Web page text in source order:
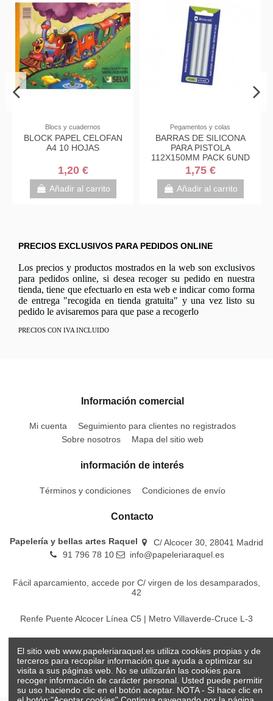
SILICONA
al carrito
PEGAMENTOS, IMPRIMACIONES
Y PRODUCTOS DE ACABADO
COLA BLANCA IMEDIO
ENVASE 40GR
1,50 €
Añadir al carrito
PINTURA DE
ENVASES
Añadir al
PRECIOS EXCLUSIVOS PARA PEDIDOS ONLINE
Los precios y productos mostrados en la web son exclusivos
para pedidos online, si desea recoger su pedido en nuestra
tienda, tiene que efectuarlo en esta web e indicar como forma
de entrega "recogida en tienda gratuita" y una vez listo su
pedido le avisaremos para que pase a recogerlo
PRECIOS CON IVA INCLUIDO
Información comercial
Mi cuenta
Seguimiento para clientes no registrados
Sobre nosotros
Mapa del sitio web
información de interés
Términos y condiciones Condiciones de envío
Contacto
Papelería y bellas artes Raquel
C/ Alcocer 30, 28041 Madrid
91 796 78 10
info@papeleriaraquel.es
Fácil aparcamiento, accede por C/ virgen de los desamparados,
42
Renfe Puente Alcocer Línea C5 | Metro Villaverde-Cruce L-3
El sitio web www.papeleriaraquel.es utiliza cookies propias y de
terceros para recopilar información que ayuda a optimizar su
visita a sus páginas web. No se utilizarán las cookies para
recoger información de carácter personal. Usted puede permitir
su uso haciendo clic en el botón aceptar. NOTA - Si hace clic en